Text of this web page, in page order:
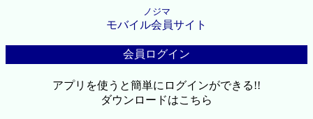
ノジマ
モバイル会員サイト
会員ログイン
アプリを使うと簡単にログインができる!!
ダウンロードはこちら